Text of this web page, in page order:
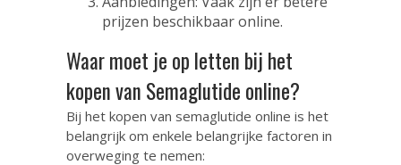
prijzen beschikbaar online.
Waar moet je op letten bij het
kopen van Semaglutide online?
Bij het kopen van semaglutide online is het
belangrijk om enkele belangrijke factoren in
overweging te nemen: